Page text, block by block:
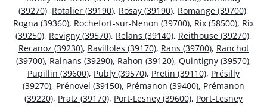
(39270), Rotalier (39190), Rosay (39190), Romange (39700),
Rogna (39360), Rochefort-sur-Nenon (39700), Rix (58500), Rix
(39250), Revigny (39570), Relans (39140), Reithouse (39270),
Recanoz (39230), Ravilloles (39170), Rans (39700), Ranchot
(39700), Rainans (39290), Rahon (39120), Quintigny (39570),
Pupillin (39600), Publy (39570), Pretin (39110), Présilly
(39270), Prénovel (39150), Prémanon (39400), Prémanon
(39220), Pratz (39170), Port-Lesney (39600), Port-Lesney